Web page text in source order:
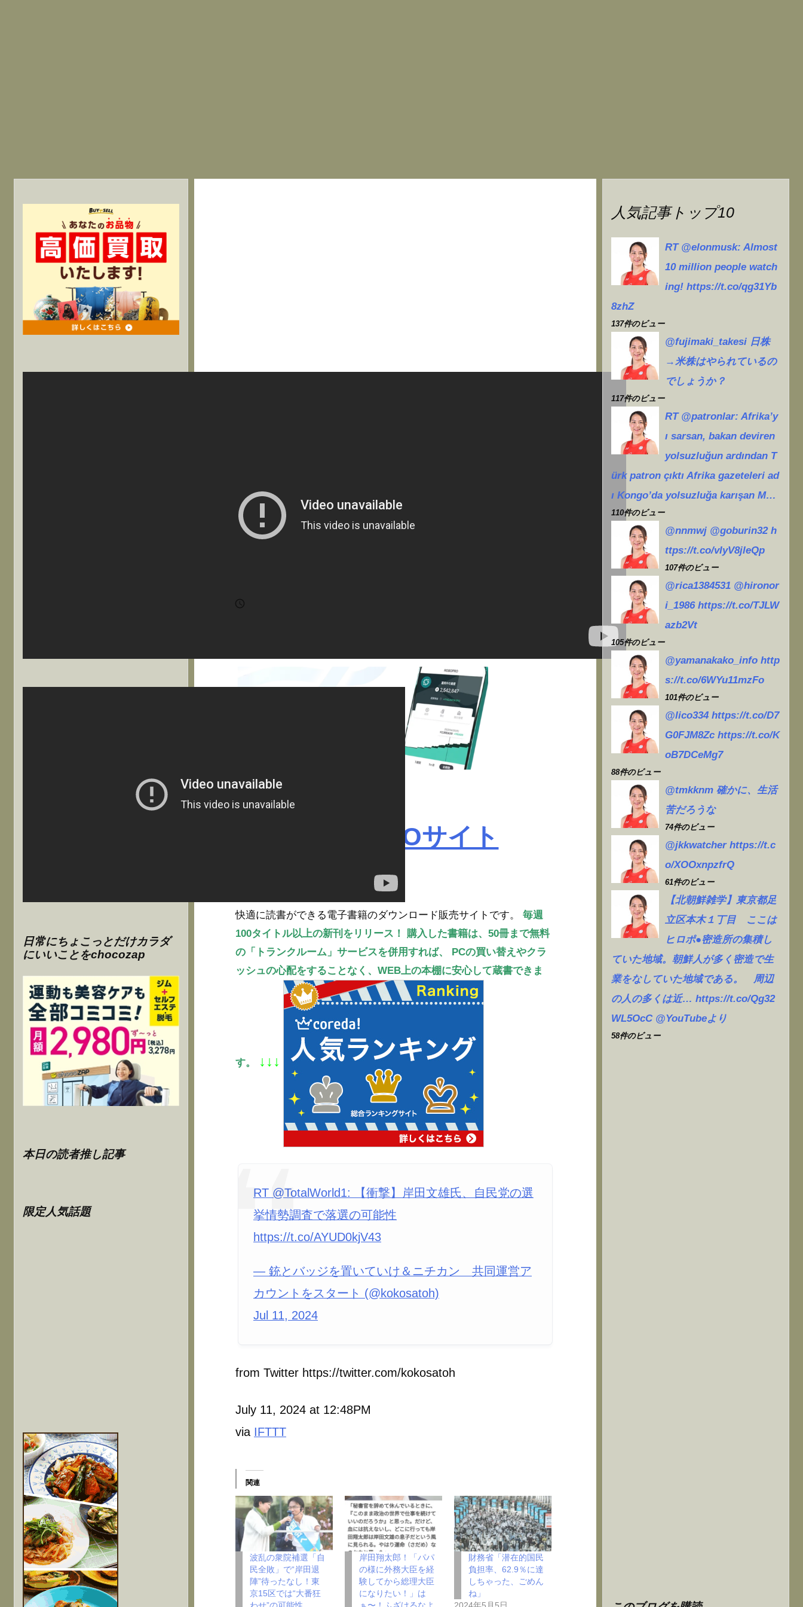
【衝撃】岸田文雄氏、自民党の選挙情勢

ROBOPROサイト
快適に読書ができる電子書籍のダウンロード販売サイトです。 毎週
100タイトル以上の新刊をリリース！
購入した書籍は、50冊まで無料
の「トランクルーム」サービスを併用すれば、
PCの買い替えやクラ
ッシュの心配をすることなく、WEB上の本棚に安心して蔵書できま
す。 ↓↓↓
RT @TotalWorld1: 【衝撃】岸田文雄氏、自民党の選
挙情勢調査で落選の可能性
https://t.co/AYUD0kjV43
— 銃とバッジを置いていけ＆ニチカン 共同運営ア
カウントをスタート (@kokosatoh)
Jul 11, 2024
from Twitter https://twitter.com/kokosatoh
July 11, 2024 at 12:48PM
via IFTTT
関連
波乱の衆院補選「自
民全敗」で“岸田退
陣”待ったなし！東
京15区では“大番狂
わせ”の可能性
岸田翔太郎！「パパ
の様に外務大臣を経
験してから総理大臣
になりたい！」は
ぁ〜！ふざけるなよ
財務省「潜在的国民
負担率、62.9％に達
しちゃった、ごめん
ね」
2024年5月5日
日常にちょこっとだけカラダ
にいいことをchocozap
本日の読者推し記事
限定人気話題
人気記事トップ10
RT @elonmusk: Almost
10 million people watch
ing! https://t.co/qg31Yb
8zhZ
137件のビュー
@fujimaki_takesi 日株
→米株はやられているの
でしょうか？
117件のビュー
RT @patronlar: Afrika’y
ı sarsan, bakan deviren
yolsuzluğun ardından T
ürk patron çıktı Afrika gazeteleri ad
ı Kongo’da yolsuzluğa karışan M…
110件のビュー
@nnmwj @goburin32 h
ttps://t.co/vIyV8jleQp
107件のビュー
@rica1384531 @hironor
i_1986 https://t.co/TJLW
azb2Vt
105件のビュー
@yamanakako_info http
s://t.co/6WYu11mzFo
101件のビュー
@lico334 https://t.co/D7
G0FJM8Zc https://t.co/K
oB7DCeMg7
88件のビュー
@tmkknm 確かに、生活
苦だろうな
74件のビュー
@jkkwatcher https://t.c
o/XOOxnpzfrQ
61件のビュー
【北朝鮮雑学】東京都足
立区本木１丁目 ここは
ヒロポ●密造所の集積し
ていた地域。朝鮮人が多く密造で生
業をなしていた地域である。 周辺
の人の多くは近… https://t.co/Qg32
WL5OcC @YouTubeより
58件のビュー